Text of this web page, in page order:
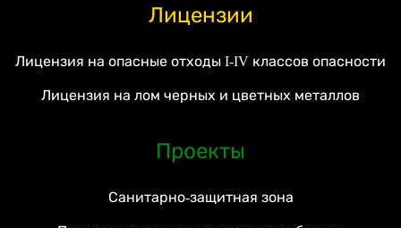
Лицензии
Лицензия на опасные отходы I-IV классов опасности
Лицензия на лом черных и цветных металлов
Проекты
Санитарно-защитная зона